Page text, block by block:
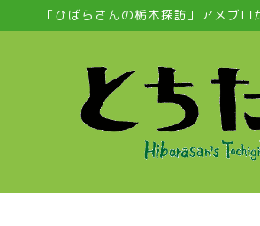
「ひばらさんの栃木探訪」アメブロ